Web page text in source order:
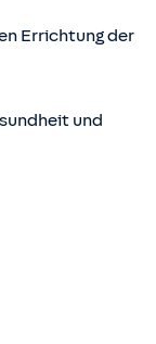
Errichtung der
und